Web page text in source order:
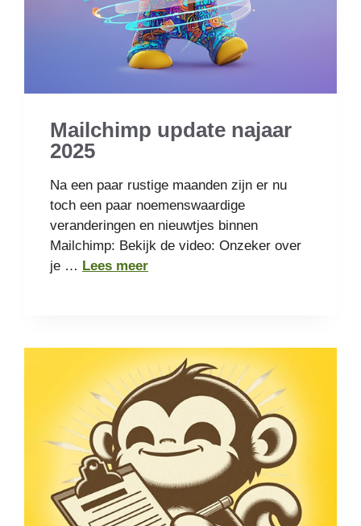
Mailchimp update najaar
2025
Na een paar rustige maanden zijn er nu
toch een paar noemenswaardige
veranderingen en nieuwtjes binnen
Mailchimp: Bekijk de video: Onzeker over
je … Lees meer